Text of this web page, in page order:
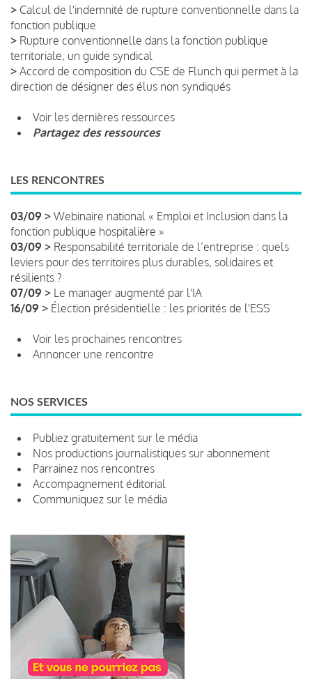
> Calcul de l'indemnité de rupture conventionnelle dans la
fonction publique
> Rupture conventionnelle dans la fonction publique
territoriale, un guide syndical
> Accord de composition du CSE de Flunch qui permet à la
direction de désigner des élus non syndiqués
Voir les dernières ressources
Partagez des ressources
LES RENCONTRES
03/09 > Webinaire national « Emploi et Inclusion dans la
fonction publique hospitalière »
03/09 > Responsabilité territoriale de l’entreprise : quels
leviers pour des territoires plus durables, solidaires et
résilients ?
07/09 > Le manager augmenté par l'IA
16/09 > Élection présidentielle : les priorités de l'ESS
Voir les prochaines rencontres
Annoncer une rencontre
NOS SERVICES
Publiez gratuitement sur le média
Nos productions journalistiques sur abonnement
Parrainez nos rencontres
Accompagnement éditorial
Communiquez sur le média